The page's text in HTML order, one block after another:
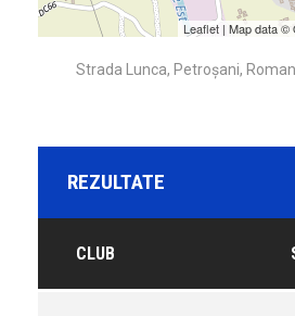
Leaflet | Map data ©
Strada Lunca, Petroșani,
REZULTATE
CLUB